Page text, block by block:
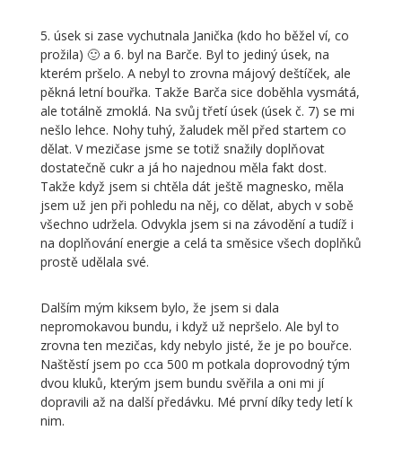
5. úsek si zase vychutnala Janička (kdo ho běžel ví, co
prožila) 🙂 a 6. byl na Barče. Byl to jediný úsek, na
kterém pršelo. A nebyl to zrovna májový deštíček, ale
pěkná letní bouřka. Takže Barča sice doběhla vysmátá,
ale totálně zmoklá. Na svůj třetí úsek (úsek č. 7) se mi
nešlo lehce. Nohy tuhý, žaludek měl před startem co
dělat. V mezičase jsme se totiž snažily doplňovat
dostatečně cukr a já ho najednou měla fakt dost.
Takže když jsem si chtěla dát ještě magnesko, měla
jsem už jen při pohledu na něj, co dělat, abych v sobě
všechno udržela. Odvykla jsem si na závodění a tudíž i
na doplňování energie a celá ta směsice všech doplňků
prostě udělala své.
Dalším mým kiksem bylo, že jsem si dala
nepromokavou bundu, i když už nepršelo. Ale byl to
zrovna ten mezičas, kdy nebylo jisté, že je po bouřce.
Naštěstí jsem po cca 500 m potkala doprovodný tým
dvou kluků, kterým jsem bundu svěřila a oni mi jí
dopravili až na další předávku. Mé první díky tedy letí k
nim.